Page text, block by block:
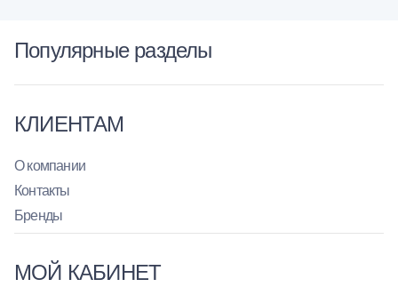
Популярные разделы
КЛИЕНТАМ
О компании
Контакты
Бренды
МОЙ КАБИНЕТ